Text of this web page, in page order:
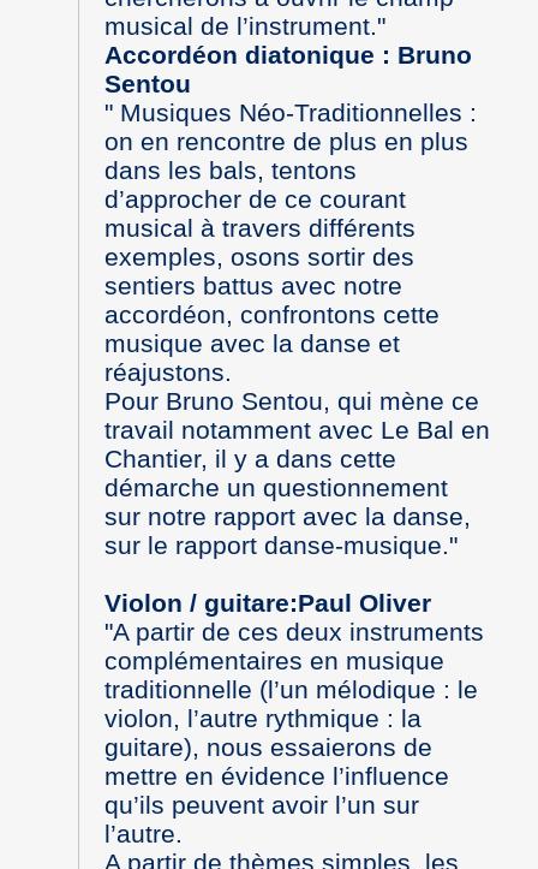
musical de l’instrument."
Accordéon diatonique : Bruno
Sentou
" Musiques Néo-Traditionnelles :
on en rencontre de plus en plus
dans les bals, tentons
d’approcher de ce courant
musical à travers différents
exemples, osons sortir des
sentiers battus avec notre
accordéon, confrontons cette
musique avec la danse et
réajustons.
Pour Bruno Sentou, qui mène ce
travail notamment avec Le Bal en
Chantier, il y a dans cette
démarche un questionnement
sur notre rapport avec la danse,
sur le rapport danse-musique."
Violon / guitare:Paul Oliver
"A partir de ces deux instruments
complémentaires en musique
traditionnelle (l’un mélodique : le
violon, l’autre rythmique : la
guitare), nous essaierons de
mettre en évidence l’influence
qu’ils peuvent avoir l’un sur
l’autre.
A partir de thèmes simples, les